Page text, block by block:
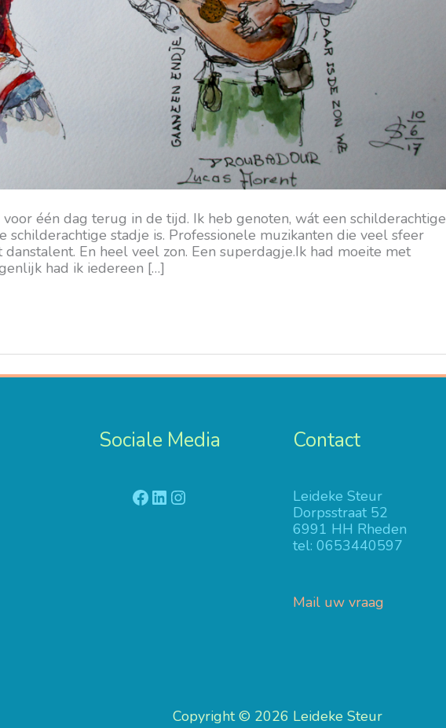
één dag terug in de tijd. Ik heb genoten, wát een schilderachtige
schilderachtige stadje is. Professionele muzikanten die veel sfeer
En heel veel zon. Een superdagje.Ik had moeite met
had ik iedereen […]
Sociale Media
Facebook
LinkedIn
Instagram
Contact
Leideke Steur
Dorpsstraat 52
6991 HH Rheden
tel: 0653440597
Mail uw vraag
Copyright © 2026 Leideke Steur